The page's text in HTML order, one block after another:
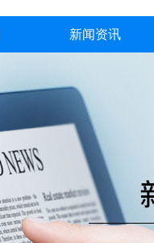
新闻资讯